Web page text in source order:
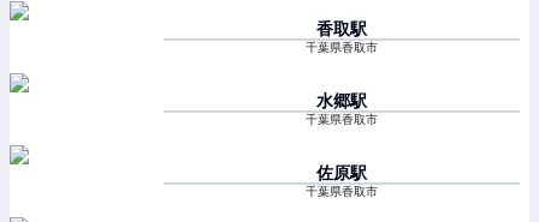
香取駅
千葉県香取市
水郷駅
千葉県香取市
佐原駅
千葉県香取市